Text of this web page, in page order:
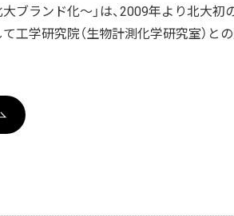
ブランド化～」は、2009年より北大初
工学研究院（生物計測化学研究室）と